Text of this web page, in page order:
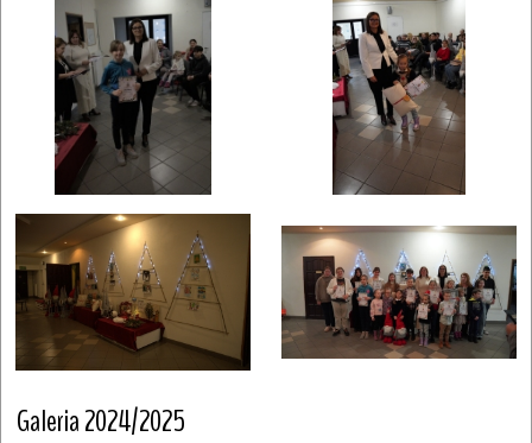
Galeria 2024/2025